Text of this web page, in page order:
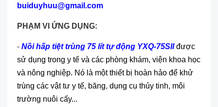
buiduyhuu@gmail.com
PHẠM VI ỨNG DỤNG:
- Nồi hấp tiệt trùng 75 lít tự động YXQ-75SIIđược
sử dụng trong y tế và các phòng khám, viện khoa học
và nông nghiệp. Nó là một thiết bị hoàn hảo để khử
trùng các vật tư y tế, băng, dụng cụ thủy tinh, môi
trường nuôi cấy...